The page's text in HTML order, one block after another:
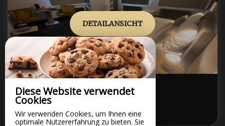
Diese Website verwendet
Cookies
Wir verwenden Cookies, um Ihnen eine
optimale Nutzererfahrung zu bieten. Sie
DETAILANSICHT
Maximale Kapazität: 2
SUPERIOR ZIMMER ANHA...
ab120€/Nacht